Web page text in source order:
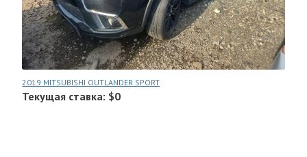
2019 MITSUBISHI OUTLANDER SPORT
Текущая ставка: $0